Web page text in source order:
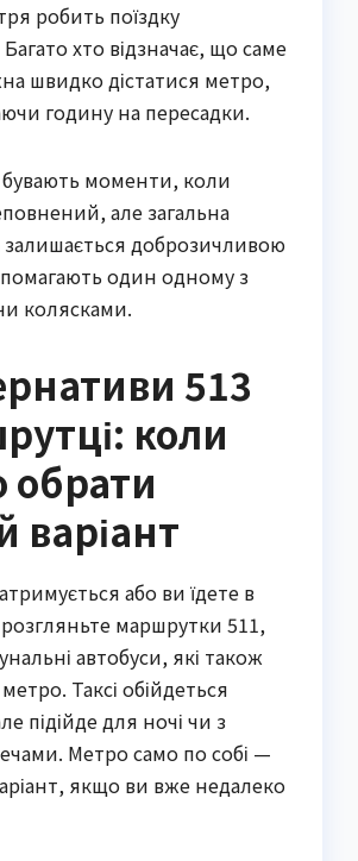
робить поїздку
хто відзначає, що саме
швидко дістатися метро,
годину на пересадки.
моменти, коли
але загальна
доброзичливою
один одному з
колясками.
513
коли
обрати
варіант
або ви їдете в
маршрутки 511,
автобуси, які також
Таксі обійдеться
підійде для ночі чи з
Метро само по собі —
якщо ви вже недалеко